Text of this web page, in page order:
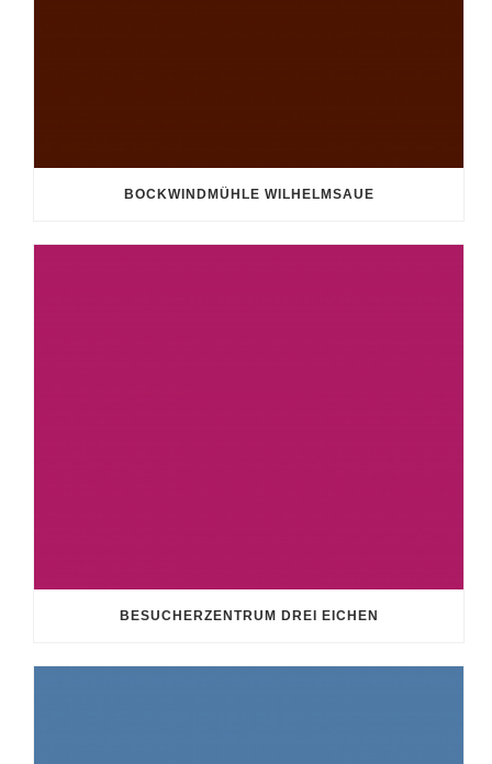
BOCKWINDMÜHLE WILHELMSAUE
BESUCHERZENTRUM DREI EICHEN